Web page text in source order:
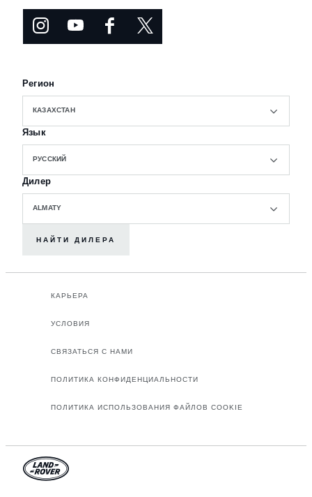
Регион
КАЗАХСТАН
Язык
РУССКИЙ
Дилер
ALMATY
НАЙТИ ДИЛЕРА
КАРЬЕРА
УСЛОВИЯ
СВЯЗАТЬСЯ С НАМИ
ПОЛИТИКА КОНФИДЕНЦИАЛЬНОСТИ
ПОЛИТИКА ИСПОЛЬЗОВАНИЯ ФАЙЛОВ COOKIE